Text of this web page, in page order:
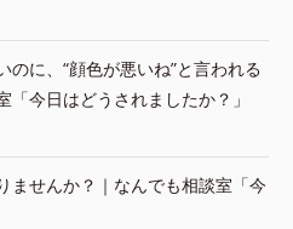
に、“顔色が悪いね”と言われる
今日はどうされましたか？」
ませんか？｜なんでも相談室「今